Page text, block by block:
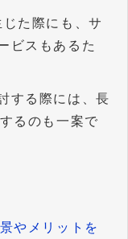
た際にも、サ
ビスもあるた
する際には、長
るのも一案で
やメリットを